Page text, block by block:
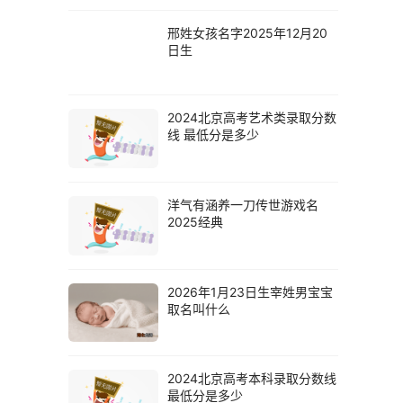
邢姓女孩名字2025年12月20
日生
2024北京高考艺术类录取分数
线 最低分是多少
洋气有涵养一刀传世游戏名
2025经典
2026年1月23日生宰姓男宝宝
取名叫什么
2024北京高考本科录取分数线
最低分是多少